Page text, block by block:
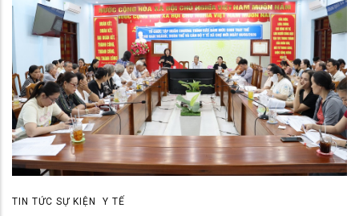
TIN TỨC SỰ KIỆN Y TẾ